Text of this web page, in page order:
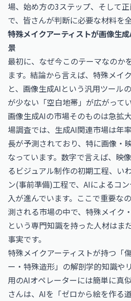
場、始め方の3ステップ、そして
で、皆さんが判断に必要な材料を
特殊メイクアーティストが画像生
景
最初に、なぜ今このテーマなのか
ます。結論から言えば、特殊メイ
と、画像生成AIという汎用ツール
が少ない「空白地帯」が広がって
画像生成AIの市場そのものは急拡
場調査では、生成AI関連市場は年
長が予測されており、特に画像・
なっています。数字で言えば、映
るビジュアル制作の初期工程、い
ン(事前準備)工程で、AIによるコ
入が進んでいます。ここで重要なの
測される市場の中で、特殊メイク
という専門知識を持った人材はま
事実です。
特殊メイクアーティストが持つ「
ー・特殊造形」の解剖学的知識や
用のAIオペレーターには簡単に真
さんは、AIを「ゼロから絵を作る